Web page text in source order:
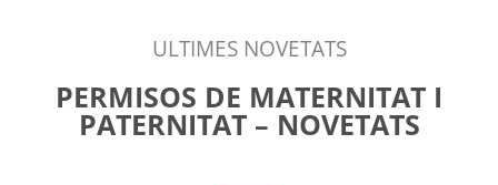
ULTIMES NOVETATS
PERMISOS DE MATERNITAT I
PATERNITAT – NOVETATS